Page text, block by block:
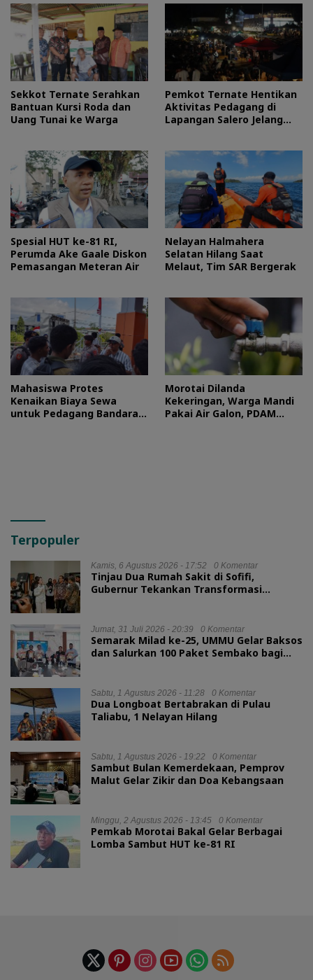
Sekkot Ternate Serahkan
Bantuan Kursi Roda dan
Uang Tunai ke Warga
Pemkot Ternate Hentikan
Aktivitas Pedagang di
Lapangan Salero Jelang
Spesial HUT ke-81 RI,
Perumda Ake Gaale Diskon
Pemasangan Meteran Air
Nelayan Halmahera
Selatan Hilang Saat
Melaut, Tim SAR Bergerak
Mahasiswa Protes
Kenaikan Biaya Sewa
untuk Pedagang Bandara
Morotai Dilanda
Kekeringan, Warga Mandi
Pakai Air Galon, PDAM
Terpopuler
Kamis, 6 Agustus 2026 - 17:52 0 Komentar
Tinjau Dua Rumah Sakit di Sofifi,
Gubernur Tekankan Transformasi
Jumat, 31 Juli 2026 - 20:39 0 Komentar
Semarak Milad ke-25, UMMU Gelar Baksos
dan Salurkan 100 Paket Sembako bagi
Sabtu, 1 Agustus 2026 - 11:28 0 Komentar
Dua Longboat Bertabrakan di Pulau
Taliabu, 1 Nelayan Hilang
Sabtu, 1 Agustus 2026 - 19:22 0 Komentar
Sambut Bulan Kemerdekaan, Pemprov
Malut Gelar Zikir dan Doa Kebangsaan
Minggu, 2 Agustus 2026 - 13:45 0 Komentar
Pemkab Morotai Bakal Gelar Berbagai
Lomba Sambut HUT ke-81 RI